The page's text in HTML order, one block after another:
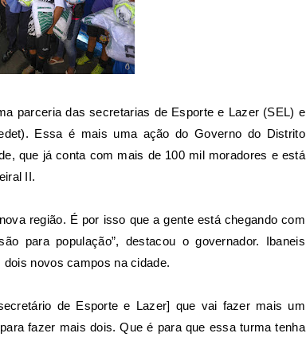
parceria das secretarias de Esporte e Lazer (SEL) e
Essa é mais uma ação do Governo do Distrito
que já conta com mais de 100 mil moradores e está
II.
região. É por isso que a gente está chegando com
para população”, destacou o governador. Ibaneis
novos campos na cidade.
de Esporte e Lazer] que vai fazer mais um
fazer mais dois. Que é para que essa turma tenha